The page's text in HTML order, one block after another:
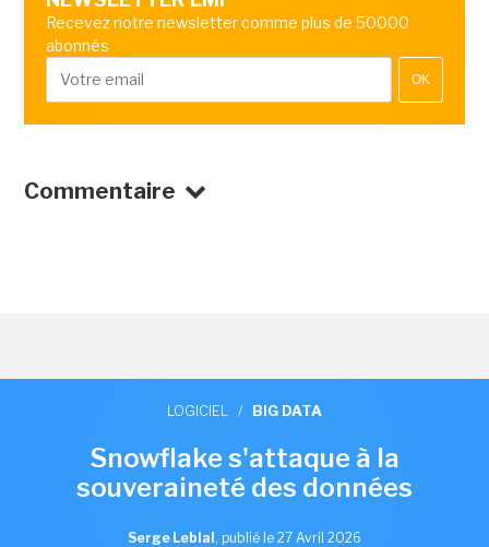
Recevez notre newsletter comme plus de 50000
abonnés
OK
Commentaire
LOGICIEL / BIG DATA
Snowflake s'attaque à la
souveraineté des données
Serge Leblal , publié le 27 Avril 2026